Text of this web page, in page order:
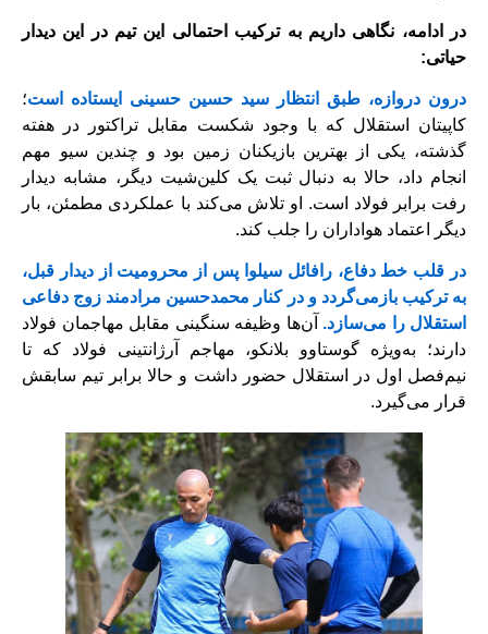
در ادامه، نگاهی داریم به ترکیب احتمالی این تیم در این دیدار
حیاتی:
درون دروازه، طبق انتظار سید حسین حسینی ایستاده است؛
کاپیتان استقلال که با وجود شکست مقابل تراکتور در هفته
گذشته، یکی از بهترین بازیکنان زمین بود و چندین سیو مهم
انجام داد، حالا به دنبال ثبت یک کلین‌شیت دیگر، مشابه دیدار
رفت برابر فولاد است. او تلاش می‌کند با عملکردی مطمئن، بار
دیگر اعتماد هواداران را جلب کند.
در قلب خط دفاع، رافائل سیلوا پس از محرومیت از دیدار قبل،
به ترکیب بازمی‌گردد و در کنار محمدحسین مرادمند زوج دفاعی
استقلال را می‌سازد. آن‌ها وظیفه سنگینی مقابل مهاجمان فولاد
دارند؛ به‌ویژه گوستاوو بلانکو، مهاجم آرژانتینی فولاد که تا
نیم‌فصل اول در استقلال حضور داشت و حالا برابر تیم سابقش
قرار می‌گیرد.